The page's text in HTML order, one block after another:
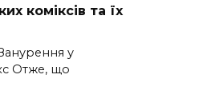
коміксів та їх
у
Отже, що